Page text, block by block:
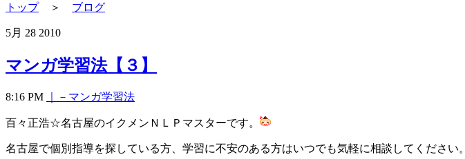
トップ＞ ブログ
5月 28 2010
マンガ学習法【３】
8:16 PM ｜－マンガ学習法
百々正浩☆名古屋のイクメンＮＬＰマスターです。
名古屋で個別指導を探している方、学習に不安のある方はいつでも気軽に相談してください。